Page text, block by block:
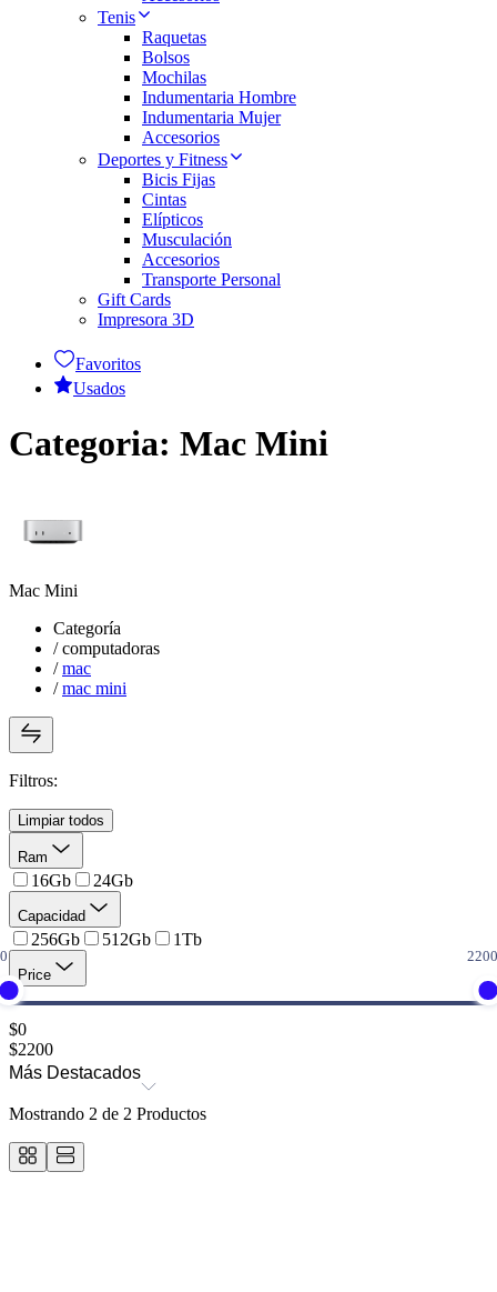
Tenis
Raquetas
Bolsos
Mochilas
Indumentaria Hombre
Indumentaria Mujer
Accesorios
Deportes y Fitness
Bicis Fijas
Cintas
Elípticos
Musculación
Accesorios
Transporte Personal
Gift Cards
Impresora 3D
Favoritos
Usados
Categoria: Mac Mini
Mac Mini
Categoría
/computadoras
/mac
/mac mini
Filtros:
Limpiar todos
Ram
16Gb 24Gb
Capacidad
256Gb 512Gb 1Tb
Price
$0
$2200
Más Destacados
Mostrando 2 de 2 Productos